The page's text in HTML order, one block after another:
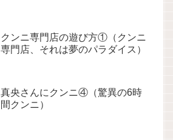
クンニ専門店の遊び方①（クンニ
専門店、それは夢のパラダイス）
真央さんにクンニ④（驚異の6時
間クンニ）